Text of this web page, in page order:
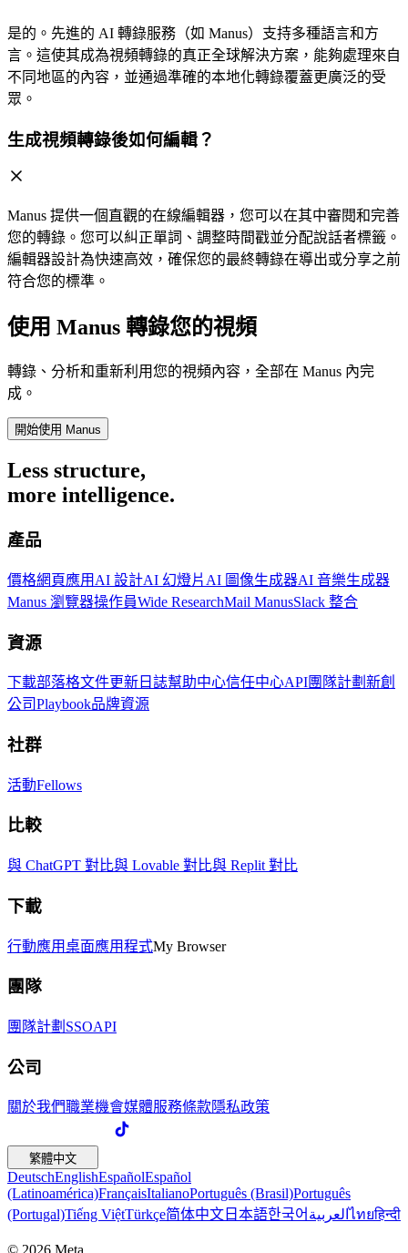
是的。先進的 AI 轉錄服務（如 Manus）支持多種語言和方
言。這使其成為視頻轉錄的真正全球解決方案，能夠處理來自
不同地區的內容，並通過準確的本地化轉錄覆蓋更廣泛的受
眾。
生成視頻轉錄後如何編輯？
Manus 提供一個直觀的在線編輯器，您可以在其中審閱和完善
您的轉錄。您可以糾正單詞、調整時間戳並分配說話者標籤。
編輯器設計為快速高效，確保您的最終轉錄在導出或分享之前
符合您的標準。
使用 Manus 轉錄您的視頻
轉錄、分析和重新利用您的視頻內容，全部在 Manus 內完
成。
開始使用 Manus
Less structure,
more intelligence.
產品
價格網頁應用 AI 設計AI 幻燈片 AI 圖像生成器AI 音樂生成器
Manus 瀏覽器操作員Wide ResearchMail ManusSlack 整合
資源
下載部落格文件更新日誌幫助中心信任中心API團隊計劃 新創
公司Playbook品牌資源
社群
活動Fellows
比較
與 ChatGPT 對比與 Lovable 對比與 Replit 對比
下載
行動應用桌面應用程式My Browser
團隊
團隊計劃 SSOAPI
公司
關於我們職業機會媒體服務條款隱私政策
繁體中文
DeutschEnglishEspañolEspañol
(Latinoamérica)FrançaisItalianoPortuguês (Brasil)Português
(Portugal)Tiếng ViệtTürkçe简体中文 日本語한국어 العربيةไทยहिन्दी